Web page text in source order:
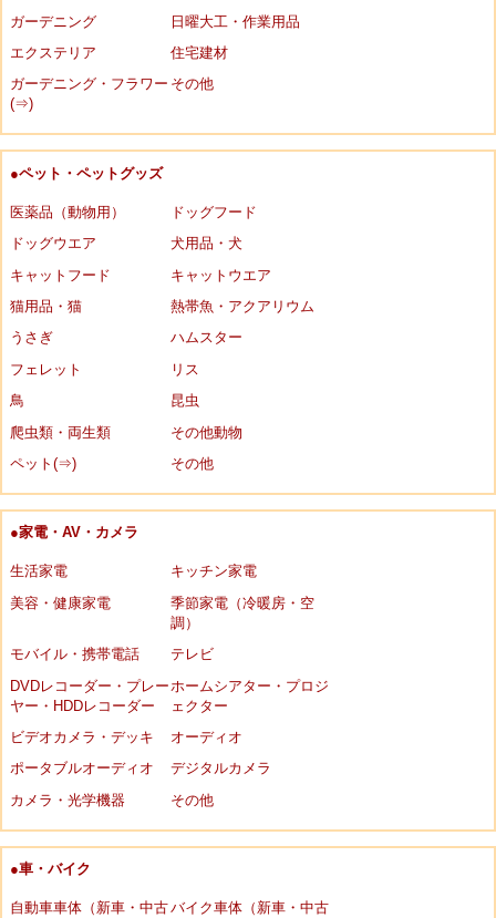
ガーデニング
日曜大工・作業用品
エクステリア
住宅建材
ガーデニング・フラワー
(⇒)
その他
●ペット・ペットグッズ
医薬品（動物用）
ドッグフード
ドッグウエア
犬用品・犬
キャットフード
キャットウエア
猫用品・猫
熱帯魚・アクアリウム
うさぎ
ハムスター
フェレット
リス
鳥
昆虫
爬虫類・両生類
その他動物
ペット(⇒)
その他
●家電・AV・カメラ
生活家電
キッチン家電
美容・健康家電
季節家電（冷暖房・空
調）
モバイル・携帯電話
テレビ
DVDレコーダー・プレー
ヤー・HDDレコーダー
ホームシアター・プロジ
ェクター
ビデオカメラ・デッキ
オーディオ
ポータブルオーディオ
デジタルカメラ
カメラ・光学機器
その他
●車・バイク
自動車車体（新車・中古バイク車体（新車・中古